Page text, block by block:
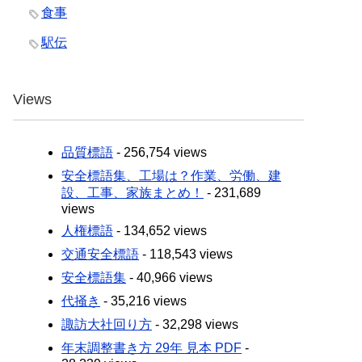
食事
駅伝
Views
品質標語 - 256,754 views
安全標語集、工場は？作業、労働、建
設、工事、家族まとめ！
- 231,689
views
人権標語 - 134,652 views
交通安全標語 - 118,543 views
安全標語集 - 40,966 views
代掻き - 35,216 views
諏訪大社回り方 - 32,298 views
年末調整書き方 29年 見本 PDF -